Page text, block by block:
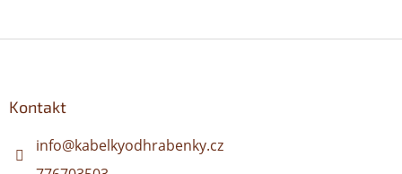
Kontakt
info@kabelkyodhrabenky.cz